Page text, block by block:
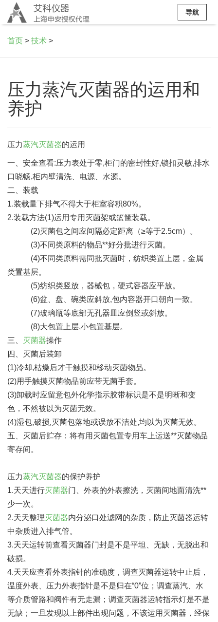
导航
首页 > 技术 >
压力蒸汽灭菌器的运用和
养护
压力蒸汽灭菌器的运用
一、安全查看:压力表处于零,柜门的密封性好,锁扣灵敏,排水
口晓畅,柜内壁清洗、电源、水源。
二、装载
1.装载量下排气不得大于柜室容积80%。
2.装载方法(1)运用专用灭菌架或篮筐装载。
(2)灭菌包之间应间隔必定距离（≥等于2.5cm）。
(3)不同类原料的物品**好分批进行灭菌。
(4)不同类原料需同批灭菌时，纺织类置上层，金属
类置基层。
(5)纺织类竖放，器械包，硬式容器应平放。
(6)盆、盘、碗类应斜放,包内容器开口朝向一致。
(7)玻璃瓶等底部无孔器皿应倒竖或斜放。
(8)大包置上层,小包置基层。
三、
灭菌器操作
四、灭菌后装卸
(1)冷却,枯燥后才干触摸和移动灭菌物品。
(2)用手触摸灭菌物品前应带无菌手套。
(3)卸载时应留意包外化学指示胶带标识是不是明晰和变
色，不然被以为灭菌无效。
(4)湿包,破损,灭菌包落地或误放不洁处,均以为灭菌无效。
五、灭菌后贮存：将有用灭菌包置专用车上运送**灭菌物品
寄存间。
压力蒸汽灭菌器的保护养护
1.天天进行灭菌器门、外表的外表擦洗，灭菌间地面清洗**
少一次。
2.天天整理灭菌器内分泌口处滤网的杂质，防止灭菌器运转
中杂质进入排气管。
3.天天运转前查看灭菌器门封是不是平坦、无缺，无脱出和
破损。
4.天天应查看外表指针的准确度，调查灭菌器运转中止后，
温度外表、压力外表指针是不是归在“0”位；调查蒸汽、水
等介质管路和阀件有无走漏；调查灭菌器运转指示灯是不是
无缺；一旦发现以上部件出现问题，不该运用灭菌器，经保